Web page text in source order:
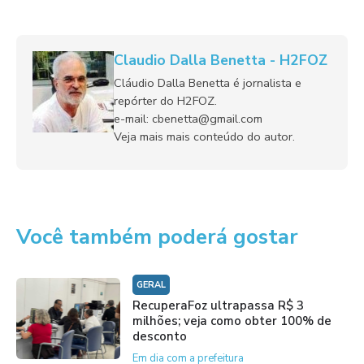
Claudio Dalla Benetta - H2FOZ
Cláudio Dalla Benetta é jornalista e
repórter do H2FOZ.
e-mail: cbenetta@gmail.com
Veja mais mais conteúdo do autor.
Você também poderá gostar
GERAL
RecuperaFoz ultrapassa R$ 3
milhões; veja como obter 100% de
desconto
Em dia com a prefeitura